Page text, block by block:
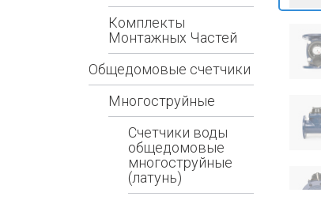
Комплекты
Монтажных Частей
Общедомовые счетчики
Многоструйные
Счетчики воды
общедомовые
многоструйные
(латунь)